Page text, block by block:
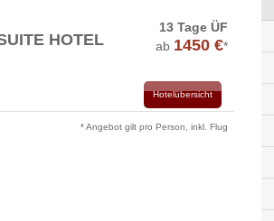
HOTEL
13 Tage ÜF
ab 1450 €*
Hotelübersicht
* Angebot gilt pro Person, inkl. Flug